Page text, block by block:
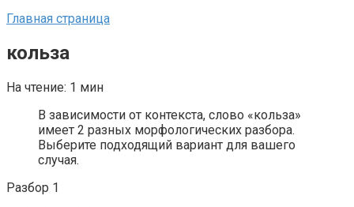
Главная страница
кольза
На чтение: 1 мин
В зависимости от контекста, слово «кольза»
имеет 2 разных морфологических разбора.
Выберите подходящий вариант для вашего
случая.
Разбор 1